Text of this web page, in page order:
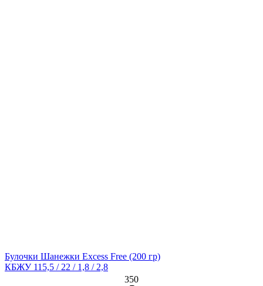
Булочки Шанежки Excess Free (200 гр)
КБЖУ 115,5 / 22 / 1,8 / 2,8
350